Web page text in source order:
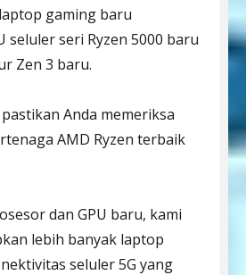
gaming baru
seluler seri Ryzen 5000 baru
Zen 3 baru.
Anda memeriksa
AMD Ryzen terbaik
dan GPU baru, kami
lebih banyak laptop
seluler 5G yang